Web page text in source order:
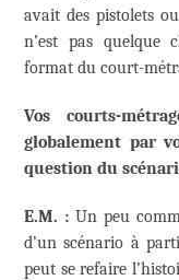
avait des pistolets
n’est pas quelque
format du court-
Vos courts-
globalement par
question du
E.M. : Un peu
d’un scénario à
peut se refaire